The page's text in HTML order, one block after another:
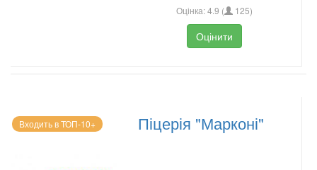
Оцінка:4.9 ( 125)
Оцінити
Входить в ТОП-10+ Піцерія "Марконі"